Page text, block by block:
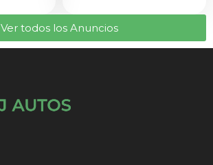
Ver todos los Anuncios